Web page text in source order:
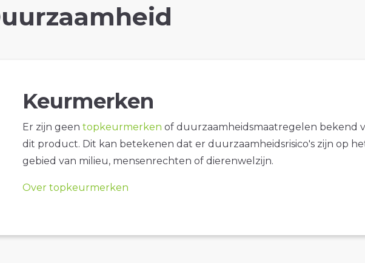
Keurmerken
Er zijn geen topkeurmerken of duurzaamheidsmaatregelen bekend
dit product. Dit kan betekenen dat er duurzaamheidsrisico's zijn op
gebied van milieu, mensenrechten of dierenwelzijn.
Over topkeurmerken